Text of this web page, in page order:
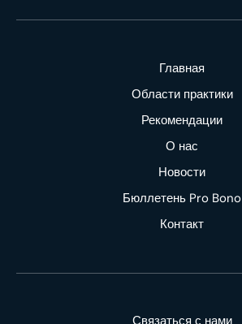
Главная
Области практики
Рекомендации
О нас
Новости
Бюллетень Pro Bono
Контакт